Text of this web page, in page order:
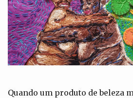
Quando um produto de beleza